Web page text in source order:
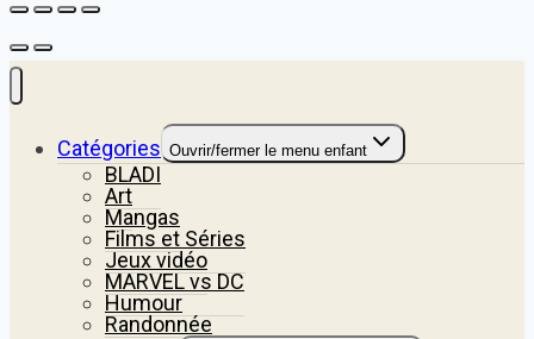
Catégories Ouvrir/fermer le menu enfant
BLADI
Art
Mangas
Films et Séries
Jeux vidéo
MARVEL vs DC
Humour
Randonnée